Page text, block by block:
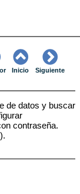
Inicio Siguiente
de datos y buscar
contraseña.